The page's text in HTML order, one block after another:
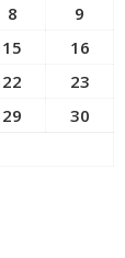
8
9
15
16
22
23
29
30